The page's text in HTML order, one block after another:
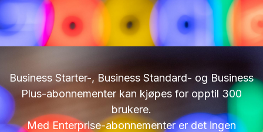
Business Starter-, Business Standard- og Business
Plus-abonnementer kan kjøpes for opptil 300
brukere.
Med Enterprise-abonnementer er det ingen